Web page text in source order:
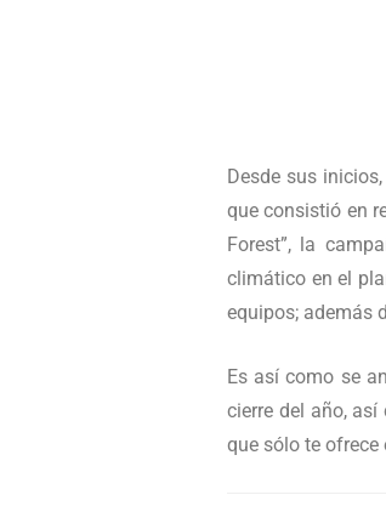
Desde sus inicios,
que consistió en
Forest”, la
climático en el
equipos; además
Es así como se
cierre del año,
que sólo te ofrece